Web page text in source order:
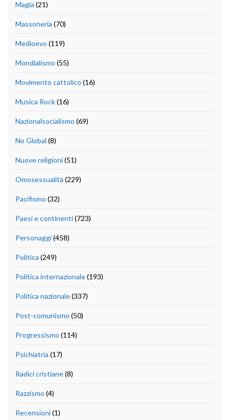
Magia (21)
Massoneria (70)
Medioevo (119)
Mondialismo (55)
Movimento cattolico (16)
Musica Rock(16)
Nazionalsocialismo (69)
No Global (8)
Nuove religioni(51)
Omosessualità (229)
Pacifismo (32)
Paesi e continenti(723)
Personaggi(458)
Politica (249)
Politica internazionale(193)
Politica nazionale(337)
Post-comunismo (50)
Progressismo (114)
Psichiatria (17)
Radici cristiane(8)
Razzismo (4)
Recensioni(1)